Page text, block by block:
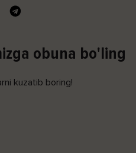
obuna bo'ling
kuzatib boring!